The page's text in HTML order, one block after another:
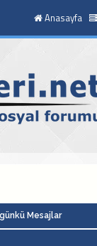
Anasayfa
Mesajlar